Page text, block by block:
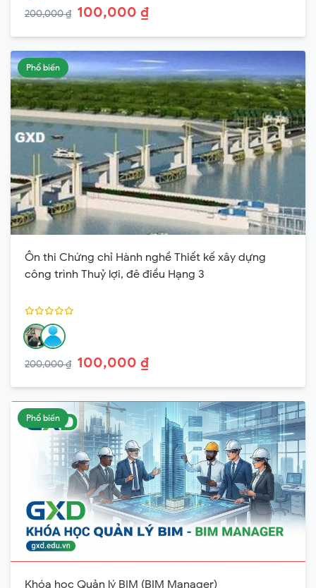
200,000 ₫ 100,000 ₫
Phổ biến
Ôn thi Chứng chỉ Hành nghề Thiết kế xây dựng
công trình Thuỷ lợi, đê điều Hạng 3
200,000 ₫ 100,000 ₫
Phổ biến
Khóa học Quản lý BIM (BIM Manager)